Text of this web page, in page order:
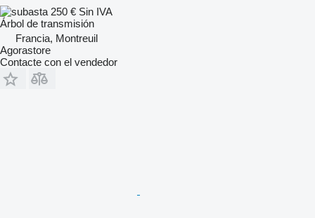
250 € Sin IVA
Árbol de transmisión
Francia, Montreuil
Agorastore
Contacte con el vendedor